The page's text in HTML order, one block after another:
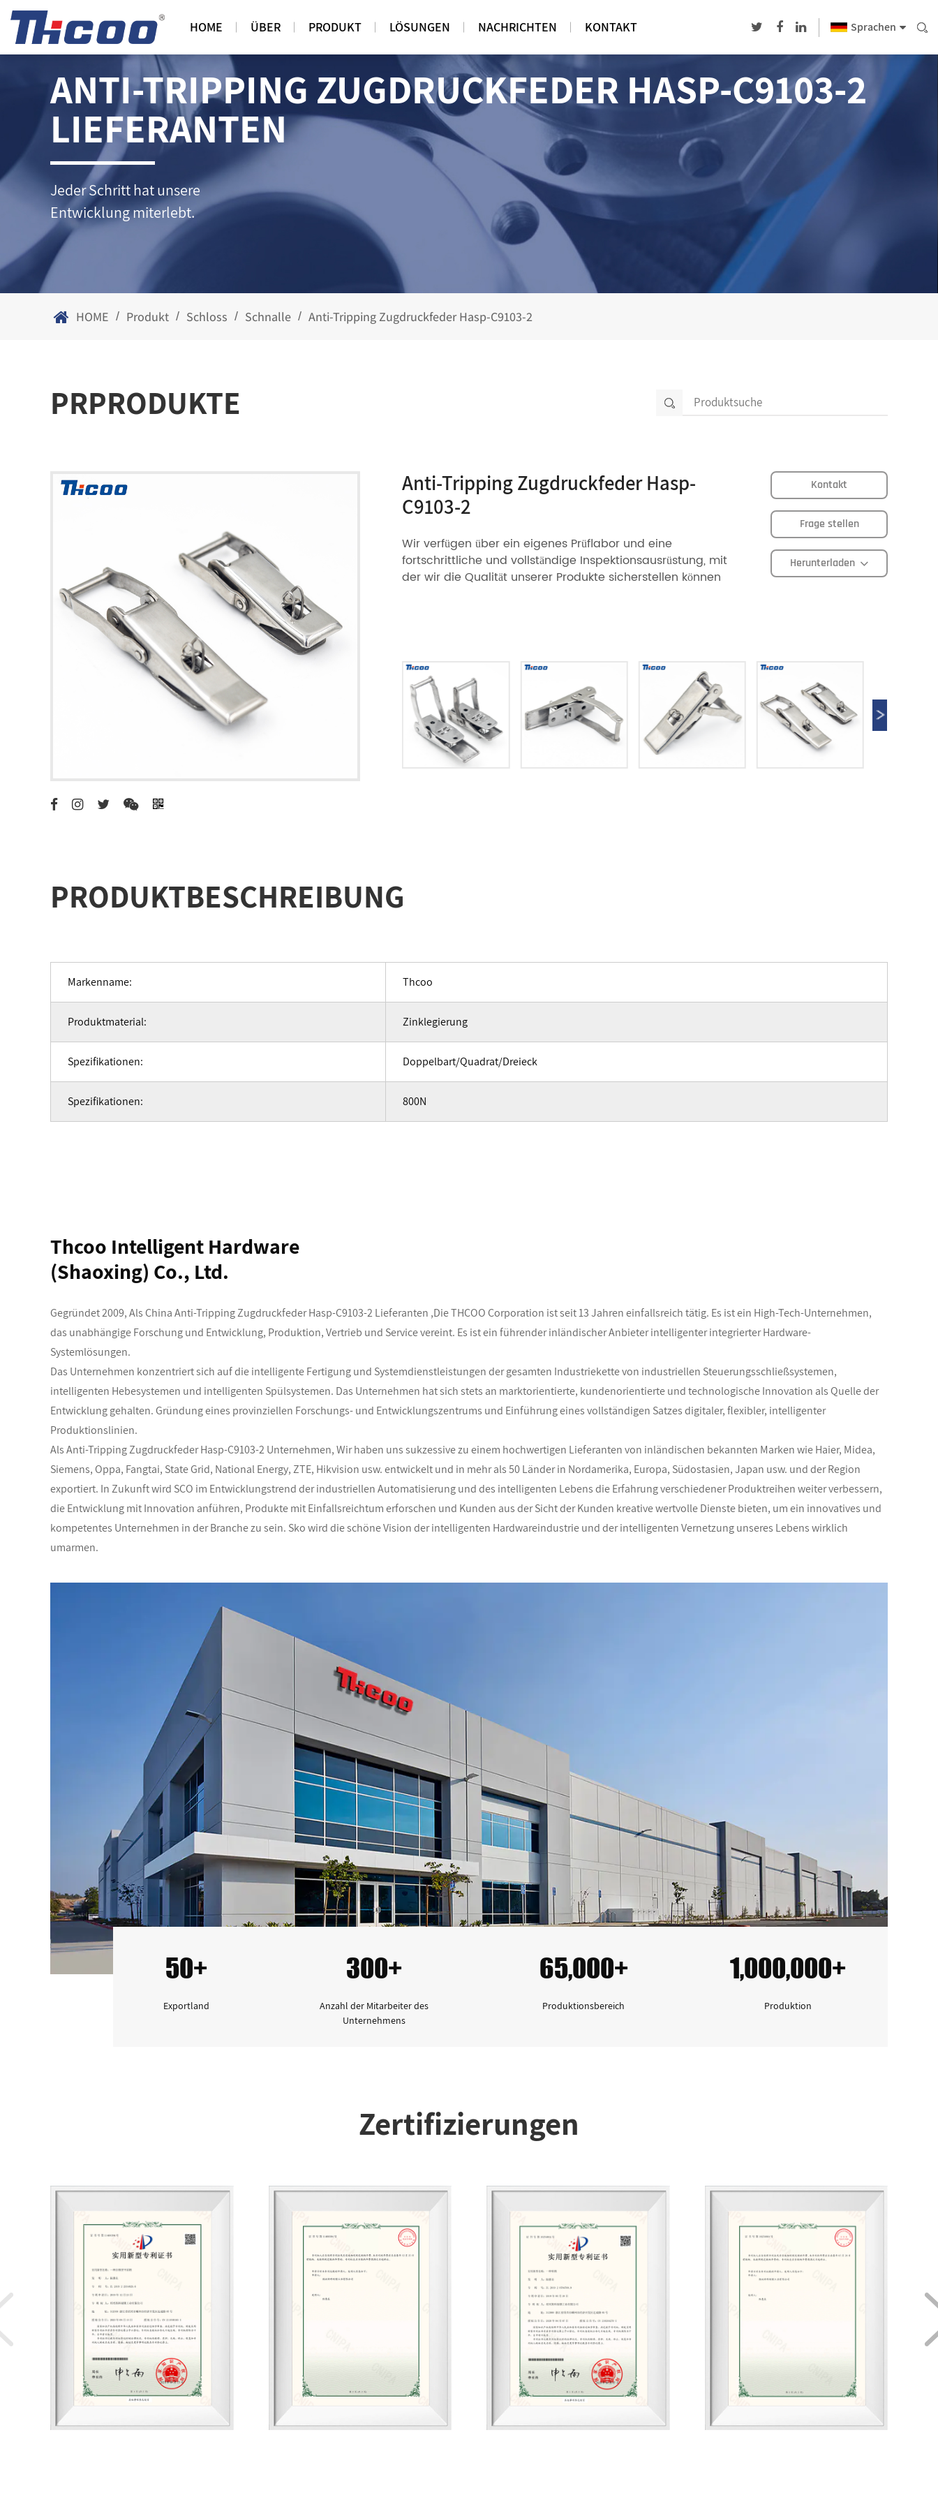
HOME ÜBER PRODUKT LÖSUNGEN NACHRICHTEN KONTAKT Sprachen
ANTI-TRIPPING ZUGDRUCKFEDER HASP-C9103-2
LIEFERANTEN
Jeder Schritt hat unsere
Entwicklung miterlebt.
HOME / Produkt / Schloss / Schnalle / Anti-Tripping Zugdruckfeder Hasp-C9103-2
PRPRODUKTE
Anti-Tripping Zugdruckfeder Hasp-
C9103-2
Wir verfügen über ein eigenes Prüflabor und eine
fortschrittliche und vollständige Inspektionsausrüstung, mit
der wir die Qualität unserer Produkte sicherstellen können
Kontakt
Frage stellen
Herunterladen
PRODUKTBESCHREIBUNG
Markenname: Thcoo
Produktmaterial: Zinklegierung
Spezifikationen: Doppelbart/Quadrat/Dreieck
Spezifikationen: 800N
Thcoo Intelligent Hardware
(Shaoxing) Co., Ltd.
Gegründet 2009, AlsChina Anti-Tripping Zugdruckfeder Hasp-C9103-2 Lieferanten ,Die THCOO Corporation ist seit 13 Jahren einfallsreich tätig. Es ist ein High-Tech-Unternehmen,
das unabhängige Forschung und Entwicklung, Produktion, Vertrieb und Service vereint. Es ist ein führender inländischer Anbieter intelligenter integrierter Hardware-
Systemlösungen.
Das Unternehmen konzentriert sich auf die intelligente Fertigung und Systemdienstleistungen der gesamten Industriekette von industriellen Steuerungsschließsystemen,
intelligenten Hebesystemen und intelligenten Spülsystemen. Das Unternehmen hat sich stets an marktorientierte, kundenorientierte und technologische Innovation als Quelle der
Entwicklung gehalten. Gründung eines provinziellen Forschungs- und Entwicklungszentrums und Einführung eines vollständigen Satzes digitaler, flexibler, intelligenter
Produktionslinien.
AlsAnti-Tripping Zugdruckfeder Hasp-C9103-2 Unternehmen, Wir haben uns sukzessive zu einem hochwertigen Lieferanten von inländischen bekannten Marken wie Haier, Midea,
Siemens, Oppa, Fangtai, State Grid, National Energy, ZTE, Hikvision usw. entwickelt und in mehr als 50 Länder in Nordamerika, Europa, Südostasien, Japan usw. und der Region
exportiert. In Zukunft wird SCO im Entwicklungstrend der industriellen Automatisierung und des intelligenten Lebens die Erfahrung verschiedener Produktreihen weiter verbessern,
die Entwicklung mit Innovation anführen, Produkte mit Einfallsreichtum erforschen und Kunden aus der Sicht der Kunden kreative wertvolle Dienste bieten, um ein innovatives und
kompetentes Unternehmen in der Branche zu sein. Sko wird die schöne Vision der intelligenten Hardwareindustrie und der intelligenten Vernetzung unseres Lebens wirklich
umarmen.
50+
Exportland
300+
Anzahl der Mitarbeiter des
Unternehmens
65,000+
Produktionsbereich
1,000,000+
Produktion
Zertifizierungen